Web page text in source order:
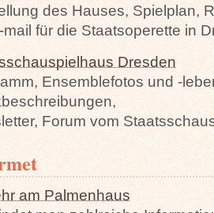
des Hauses, Spielplan,
mail für die Staatsoperette in
Dresden
Ensemblefotos und -
Forum vom
am Palmenhaus